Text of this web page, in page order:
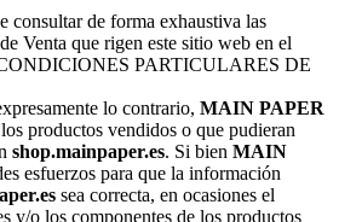
consultar de forma exhaustiva las
Venta que rigen este sitio web en el
PARTICULARES DE
lo contrario, MAIN PAPER
productos vendidos o que pudieran
shop.mainpaper.es. Si bien MAIN
esfuerzos para que la información
sea correcta, en ocasiones el
y/o los componentes de los productos